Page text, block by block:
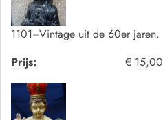
1101=Vintage uit de 60er jaren.
Prijs:
€ 15,00